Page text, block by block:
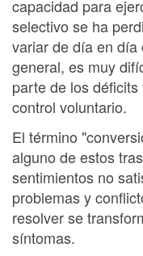
capacidad para
selectivo se ha
variar de día en día
general, es muy
parte de los
control voluntario.
El término
alguno de estos
sentimientos no
problemas y
resolver se
síntomas.